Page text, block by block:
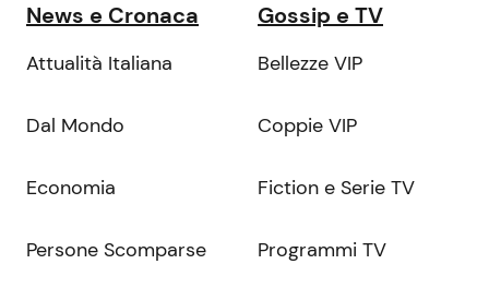
News e Cronaca
Attualità Italiana
Dal Mondo
Economia
Persone Scomparse
Gossip e TV
Bellezze VIP
Coppie VIP
Fiction e Serie TV
Programmi TV